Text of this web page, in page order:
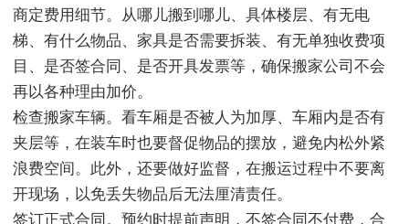
商定费用细节。从哪儿搬到哪儿、具体楼层、有无电
梯、有什么物品、家具是否需要拆装、有无单独收费项
目、是否签合同、是否开具发票等，确保搬家公司不会
再以各种理由加价。
检查搬家车辆。看车厢是否被人为加厚、车厢内是否有
夹层等，在装车时也要督促物品的摆放，避免内松外紧
浪费空间。此外，还要做好监督，在搬运过程中不要离
开现场，以免丢失物品后无法厘清责任。
签订正式合同。预约时提前声明，不签合同不付费，合